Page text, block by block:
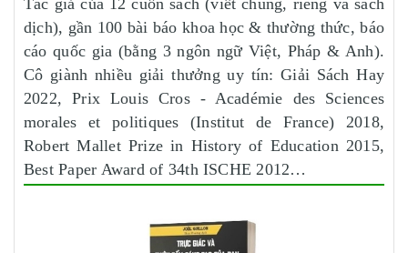
Tác giả của 12 cuốn sách (viết chung, riêng và sách
dịch), gần 100 bài báo khoa học & thường thức, báo
cáo quốc gia (bằng 3 ngôn ngữ Việt, Pháp & Anh).
Cô giành nhiều giải thưởng uy tín: Giải Sách Hay
2022, Prix Louis Cros - Académie des Sciences
morales et politiques (Institut de France) 2018,
Robert Mallet Prize in History of Education 2015,
Best Paper Award of 34th ISCHE 2012…